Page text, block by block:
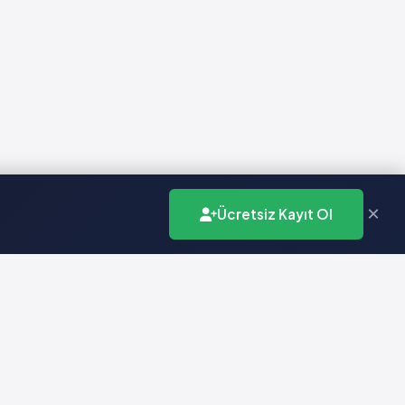
Ücretsiz Kayıt Ol ×